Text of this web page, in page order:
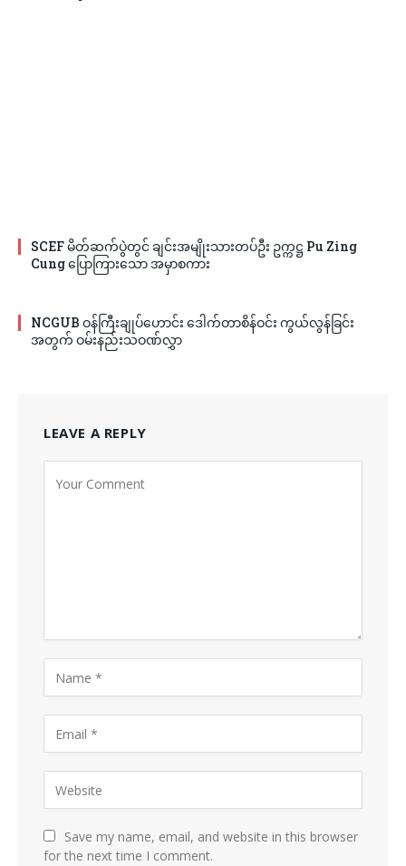
SCEF မိတ်ဆက်ပွဲတွင် ချင်းအမျိုးသားတပ်ဦး ဥက္ကဋ္ဌ Pu Zing
Cung ပြောကြားသော အမှာစကား
NCGUB ဝန်ကြီးချုပ်ဟောင်း ဒေါက်တာစိန်ဝင်း ကွယ်လွန်ခြင်း
အတွက် ဝမ်းနည်းသဝဏ်လွှာ
LEAVE A REPLY
Save my name, email, and website in this browser
for the next time I comment.